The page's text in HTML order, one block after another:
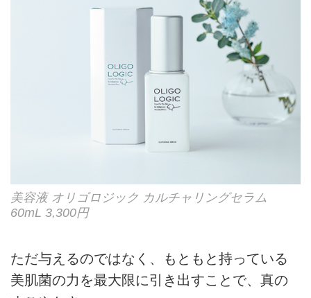
美容液 オリゴロジック カルチャリングセラム
60mL 3,300円
ただ与えるのではなく、もともと持っている
美肌菌の力を最大限に引き出すことで、真の